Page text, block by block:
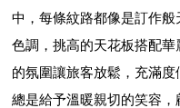
中，每條紋路都像是訂作
色調，挑高的天花板搭配
的氛圍讓旅客放鬆，充滿
總是給予溫暖親切的笑容